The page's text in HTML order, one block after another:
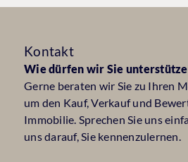
Kontakt
Wie dürfen wir Sie
Gerne beraten wir Sie zu Ihren
um den Kauf, Verkauf und
Immobilie. Sprechen Sie uns
uns darauf, Sie kennenzulernen.